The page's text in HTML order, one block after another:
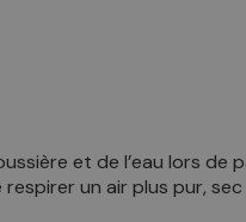
et de l’eau lors de
un air plus pur,